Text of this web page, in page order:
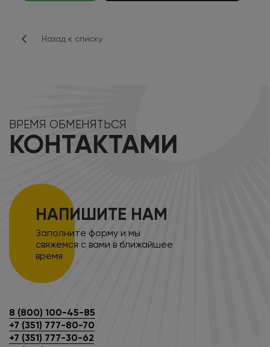
Назад к списку
ВРЕМЯ ОБМЕНЯТЬСЯ
КОНТАКТАМИ
НАПИШИТЕ НАМ
Заполните форму и мы
свяжемся с вами в ближайшее
время
8 (800) 100-45-85
+7 (351) 777-80-70
+7 (351) 777-30-62